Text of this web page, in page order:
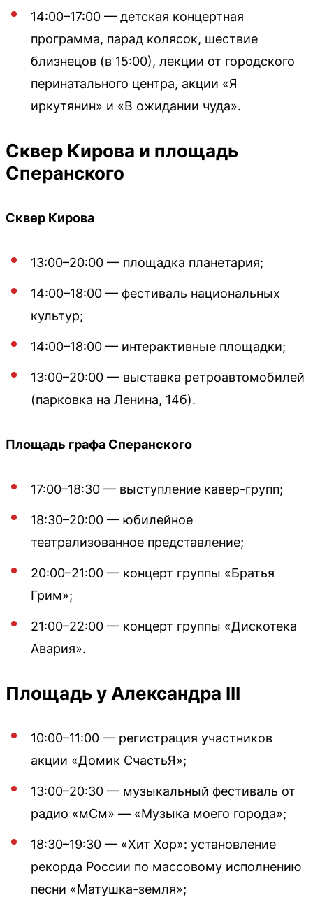
14:00–17:00 — детская концертная
программа, парад колясок, шествие
близнецов (в 15:00), лекции от городского
перинатального центра, акции «Я
иркутянин» и «В ожидании чуда».
Сквер Кирова и площадь
Сперанского
Сквер Кирова
13:00–20:00 — площадка планетария;
14:00–18:00 — фестиваль национальных
культур;
14:00–18:00 — интерактивные площадки;
13:00–20:00 — выставка ретроавтомобилей
(парковка на Ленина, 14б).
Площадь графа Сперанского
17:00–18:30 — выступление кавер-групп;
18:30–20:00 — юбилейное
театрализованное представление;
20:00–21:00 — концерт группы «Братья
Грим»;
21:00–22:00 — концерт группы «Дискотека
Авария».
Площадь у Александра III
10:00–11:00 — регистрация участников
акции «Домик СчастьЯ»;
13:00–20:30 — музыкальный фестиваль от
радио «мСм» — «Музыка моего города»;
18:30–19:30 — «Хит Хор»: установление
рекорда России по массовому исполнению
песни «Матушка-земля»;